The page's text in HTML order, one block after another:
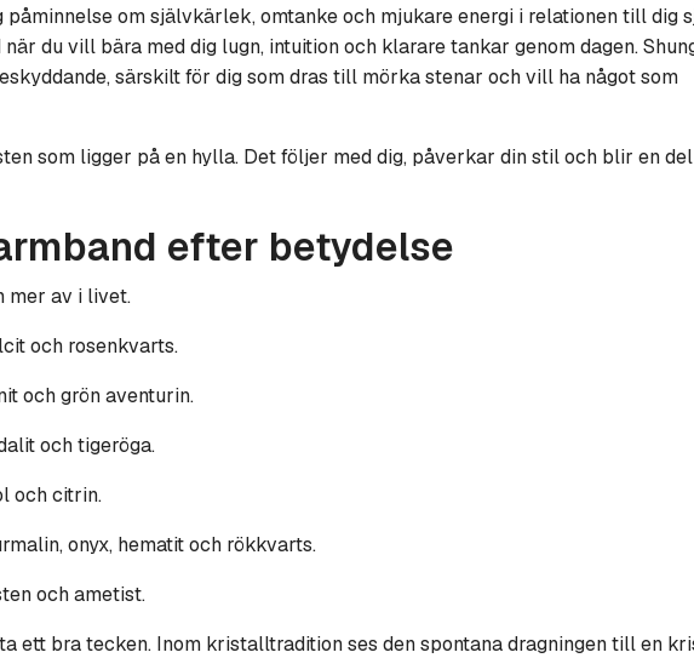
om självkärlek, omtanke och mjukare energi i relationen till dig
du vill bära med dig lugn, intuition och klarare tankar genom dagen.
särskilt för dig som dras till mörka stenar och vill ha något som
som ligger på en hylla. Det följer med dig, påverkar din stil och blir en
efter betydelse
mer av i livet.
och rosenkvarts.
och grön aventurin.
och tigeröga.
och citrin.
onyx, hematit och rökkvarts.
och ametist.
ett bra tecken. Inom kristalltradition ses den spontana dragningen till en